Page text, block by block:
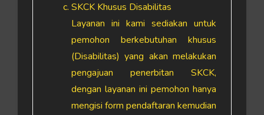
SKCK Khusus Disabilitas
Layanan ini kami sediakan untuk
pemohon berkebutuhan khusus
(Disabilitas) yang akan melakukan
pengajuan penerbitan SKCK,
dengan layanan ini pemohon hanya
mengisi form pendaftaran kemudian